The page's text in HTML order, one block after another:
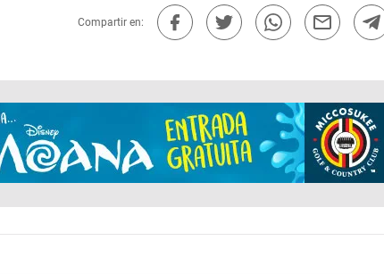
Compartir en: